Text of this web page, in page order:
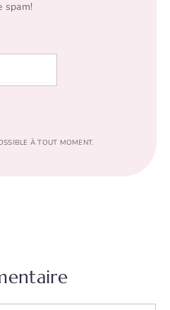
spam!
À TOUT MOMENT.